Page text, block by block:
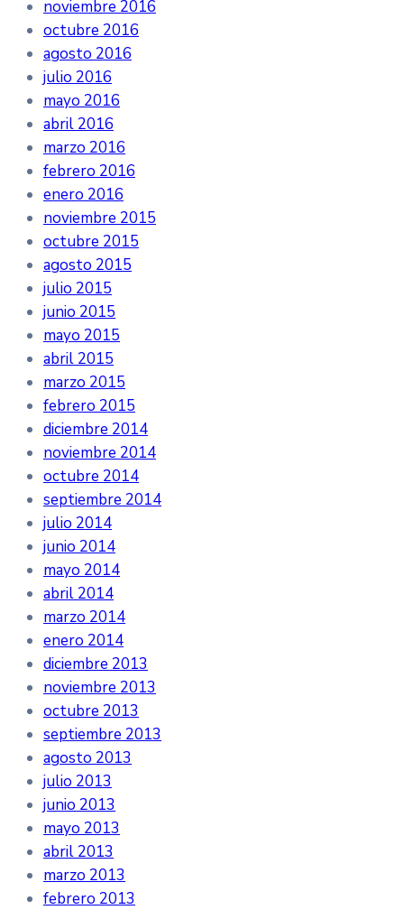
noviembre 2016
octubre 2016
agosto 2016
julio 2016
mayo 2016
abril 2016
marzo 2016
febrero 2016
enero 2016
noviembre 2015
octubre 2015
agosto 2015
julio 2015
junio 2015
mayo 2015
abril 2015
marzo 2015
febrero 2015
diciembre 2014
noviembre 2014
octubre 2014
septiembre 2014
julio 2014
junio 2014
mayo 2014
abril 2014
marzo 2014
enero 2014
diciembre 2013
noviembre 2013
octubre 2013
septiembre 2013
agosto 2013
julio 2013
junio 2013
mayo 2013
abril 2013
marzo 2013
febrero 2013